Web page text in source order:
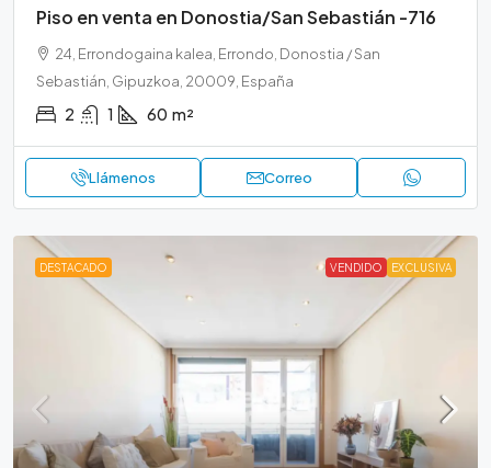
Piso en venta en Donostia/San Sebastián -716
24, Errondogaina kalea, Errondo, Donostia / San
Sebastián, Gipuzkoa, 20009, España
2 1 60 m²
Llámenos Correo
DESTACADO VENDIDO EXCLUSIVA